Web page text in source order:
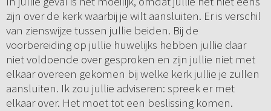
zijn over de kerk waarbij je wilt aansluiten. Er is verschil
van zienswijze tussen jullie beiden. Bij de
voorbereiding op jullie huwelijks hebben jullie daar
niet voldoende over gesproken en zijn jullie niet met
elkaar overeen gekomen bij welke kerk jullie je zullen
aansluiten. Ik zou jullie adviseren: spreek er met
elkaar over. Het moet tot een beslissing komen.